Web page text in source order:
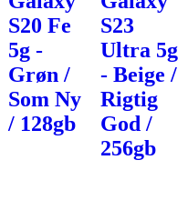
S20 Fe
5g -
Grøn /
Som Ny
/ 128gb
S23
Ultra 5g
- Beige /
Rigtig
God /
256gb